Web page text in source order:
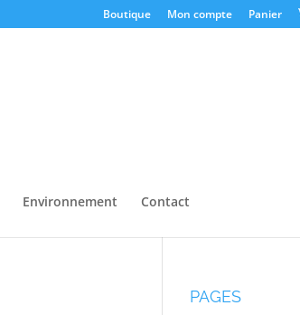
Boutique Mon compte Panier
Environnement Contact
PAGES